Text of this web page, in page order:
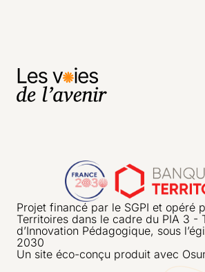
Projet financé par le SGPI et opéré
Territoires dans le cadre du PIA 3 -
d’Innovation Pédagogique, sous
2030
Un site éco-conçu produit avec